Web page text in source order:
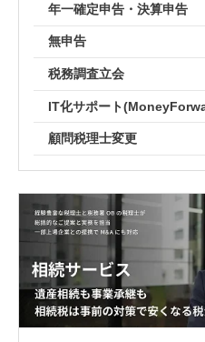
無申告
【2026年10.11.12月開催】第4回：
【2026年開催】決算書の読み方セミ
【2026年開催】初心者さんの会社経
開催中
【新サービス開始】経営・資金繰り
動画で勉強する！
経営情報コラム一覧
確定申告コラム
無申告コラム
顧問契約コラム
帳簿・決算書コラム
資金調達コラム
相続コラム
税務調査コラム
確定拠出年金コラム
トレンドコラム
東京オフィス
多治見オフィス
毎月最
年一確定申告・決算申告
無申告
税務調査立会
IT化サポート
顧問税理士変更